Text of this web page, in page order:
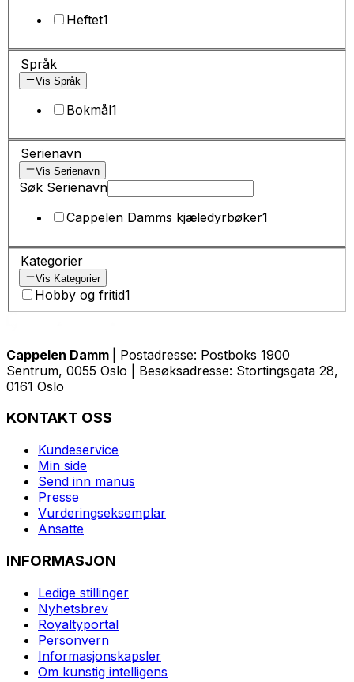
Heftet1
Språk
Vis Språk
Bokmål1
Serienavn
Vis Serienavn
Søk Serienavn
Cappelen Damms kjæledyrbøker1
Kategorier
Vis Kategorier
Hobby og fritid1
Cappelen Damm
| Postadresse: Postboks 1900
Sentrum, 0055 Oslo | Besøksadresse: Stortingsgata 28,
0161 Oslo
KONTAKT OSS
Kundeservice
Min side
Send inn manus
Presse
Vurderingseksemplar
Ansatte
INFORMASJON
Ledige stillinger
Nyhetsbrev
Royaltyportal
Personvern
Informasjonskapsler
Om kunstig intelligens